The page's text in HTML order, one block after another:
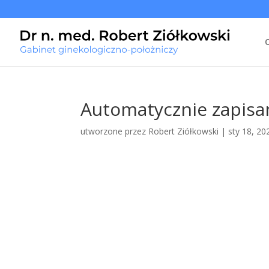
Automatycznie
utworzone przez Robert Ziółkowski | sty 18,